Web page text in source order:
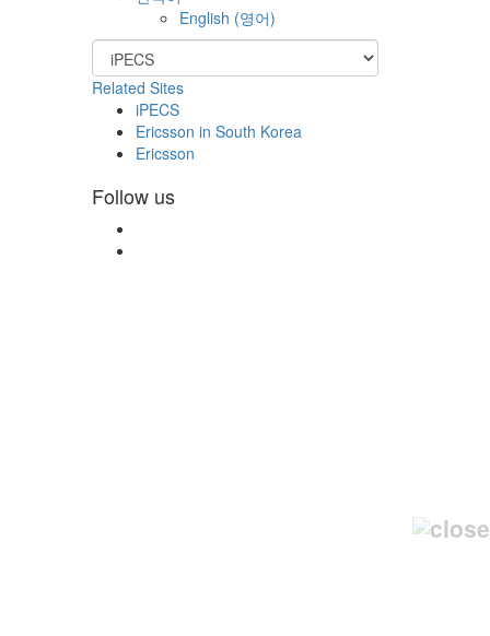
English (영어)
Related Sites
iPECS
Ericsson in South Korea
Ericsson
Follow us